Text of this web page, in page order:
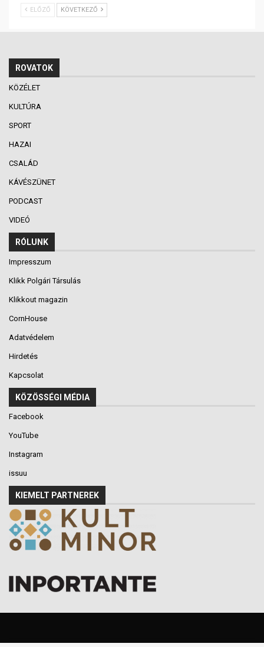
ELŐZŐ KÖVETKEZŐ
ROVATOK
KÖZÉLET
KULTÚRA
SPORT
HAZAI
CSALÁD
KÁVÉSZÜNET
PODCAST
VIDEÓ
RÓLUNK
Impresszum
Klikk Polgári Társulás
Klikkout magazin
CornHouse
Adatvédelem
Hirdetés
Kapcsolat
KÖZÖSSÉGI MÉDIA
Facebook
YouTube
Instagram
issuu
KIEMELT PARTNEREK